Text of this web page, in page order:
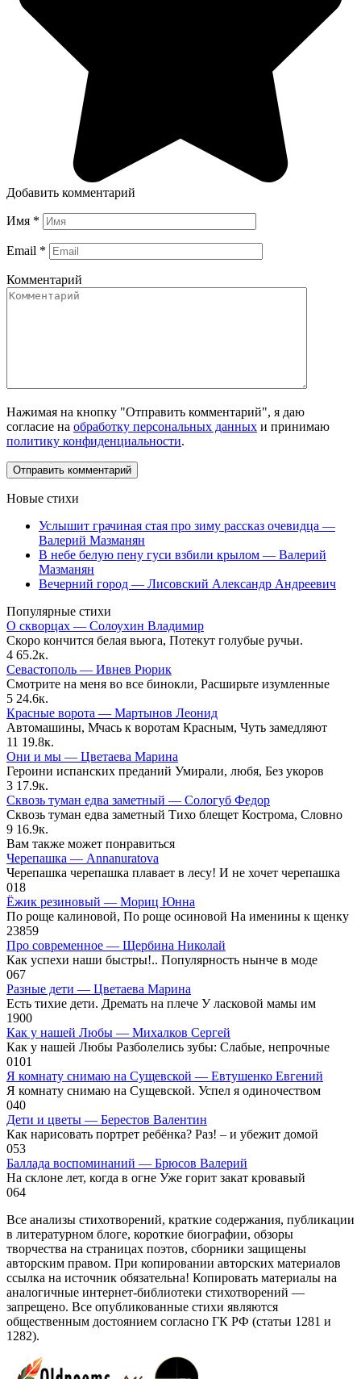
Добавить комментарий
Имя *
Email *
Комментарий
Нажимая на кнопку "Отправить комментарий", я даю
согласие на обработку персональных данных и принимаю
политику конфиденциальности.
Новые стихи
Услышит грачиная стая про зиму рассказ очевидца —
Валерий Мазманян
В небе белую пену гуси взбили крылом — Валерий
Мазманян
Вечерний город — Лисовский Александр Андреевич
Популярные стихи
О скворцах — Солоухин Владимир
Скоро кончится белая вьюга, Потекут голубые ручьи.
4 65.2к.
Севастополь — Ивнев Рюрик
Смотрите на меня во все бинокли, Расширьте изумленные
5 24.6к.
Красные ворота — Мартынов Леонид
Автомашины, Мчась к воротам Красным, Чуть замедляют
11 19.8к.
Они и мы — Цветаева Марина
Героини испанских преданий Умирали, любя, Без укоров
3 17.9к.
Сквозь туман едва заметный — Сологуб Федор
Сквозь туман едва заметный Тихо блещет Кострома, Словно
9 16.9к.
Вам также может понравиться
Черепашка — Annanuratova
Черепашка черепашка плавает в лесу! И не хочет черепашка
018
Ёжик резиновый — Мориц Юнна
По роще калиновой, По роще осиновой На именины к щенку
23859
Про современное — Щербина Николай
Как успехи наши быстры!.. Популярность нынче в моде
067
Разные дети — Цветаева Марина
Есть тихие дети. Дремать на плече У ласковой мамы им
1900
Как у нашей Любы — Михалков Сергей
Как у нашей Любы Разболелись зубы: Слабые, непрочные
0101
Я комнату снимаю на Сущевской — Евтушенко Евгений
Я комнату снимаю на Сущевской. Успел я одиночеством
040
Дети и цветы — Берестов Валентин
Как нарисовать портрет ребёнка? Раз! – и убежит домой
053
Баллада воспоминаний — Брюсов Валерий
На склоне лет, когда в огне Уже горит закат кровавый
064
Все анализы стихотворений, краткие содержания, публикации
в литературном блоге, короткие биографии, обзоры
творчества на страницах поэтов, сборники защищены
авторским правом. При копировании авторских материалов
ссылка на источник обязательна! Копировать материалы на
аналогичные интернет-библиотеки стихотворений —
запрещено. Все опубликованные стихи являются
общественным достоянием согласно ГК РФ (статьи 1281 и
1282).